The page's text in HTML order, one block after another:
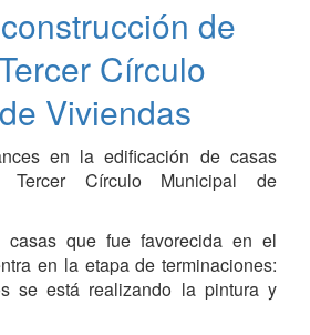
de
Círculo
Viviendas
en la edificación de casas
Tercer Círculo Municipal de
que fue favorecida en el
en la etapa de terminaciones:
se está realizando la pintura y